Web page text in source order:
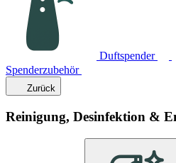
Duftspender
Spenderzubehör
Zurück
Reinigung, Desinfektion &